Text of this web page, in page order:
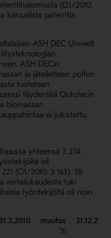
(Q1/2010:
kansallista patenttia
ASH DEC Umwelt
ASH DECin
ja jätelietteen polton
tuotetaan
täydentää Outotecin
biomassan
ei julkistettu.
yhteensä 3 274
oli
(Q1/2010: 3 163). 58
vertailukaudesta tuki
työntekijöitä oli noin
muutos
%
31.12.2010